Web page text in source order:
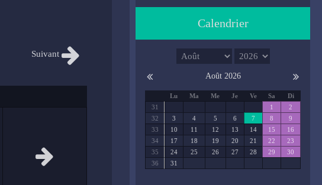
Suivant
Calendrier
Août 2026
Lu Ma Me Je Ve Sa
Di
31
1
2
32
3 4 5 6 7 8
9
33
10 11 12 13 14 15
16
34
17 18 19 20 21 22
23
35
24 25 26 27 28 29
30
36
31